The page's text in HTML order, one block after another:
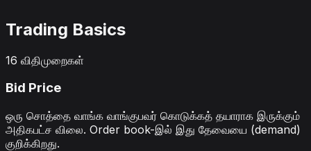
Trading Basics
16 விதிமுறைகள்
Bid Price
ஒரு சொத்தை வாங்க வாங்குபவர் கொடுக்கத் தயாராக இருக்கும்
அதிகபட்ச விலை. Order book-இல் இது தேவையை (demand)
குறிக்கிறது.